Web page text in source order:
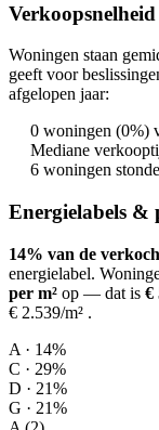
Verkoopsnelheid
Woningen staan
geeft voor
afgelopen jaar:
0 woningen (0%)
Mediane
6 woningen
Energielabels &
14% van de
energielabel.
per m² op — dat is €
€ 2.539/m² .
A · 14%
C · 29%
D · 21%
G · 21%